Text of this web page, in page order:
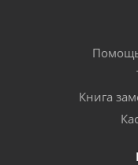
Книга